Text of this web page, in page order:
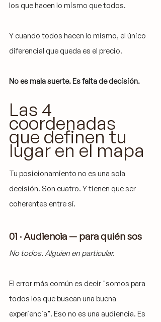
los que hacen lo mismo que todos.
Y cuando todos hacen lo mismo, el único
diferencial que queda es el precio.
No es mala suerte. Es falta de decisión.
Las 4
coordenadas
que definen tu
lugar en el mapa
Tu posicionamiento no es una sola
decisión. Son cuatro. Y tienen que ser
coherentes entre sí.
01 · Audiencia — para quién sos
No todos. Alguien en particular.
El error más común es decir "somos para
todos los que buscan una buena
experiencia". Eso no es una audiencia. Es